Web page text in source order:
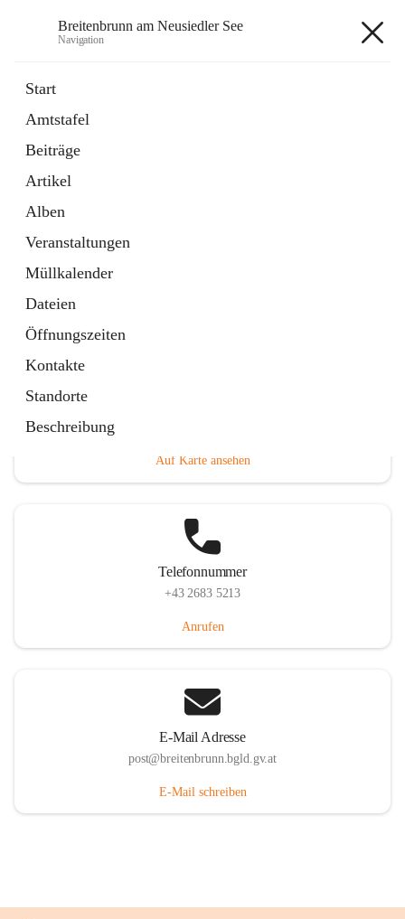
Breitenbrunn am Neusiedler See
Navigation
Start
Amtstafel
Beiträge
Artikel
Alben
Veranstaltungen
Müllkalender
Dateien
Öffnungszeiten
Kontakte
Standorte
Beschreibung
18 Schnellzugriffe
Gemeindeservice
Auf Karte ansehen
Telefonnummer
+43 2683 5213
Anrufen
E-Mail Adresse
post@breitenbrunn.bgld.gv.at
E-Mail schreiben